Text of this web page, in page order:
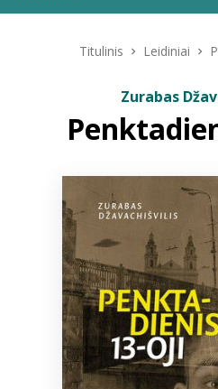
ELVIS atvyksta
Bibliotekoms
Titulinis Leidiniai
Zurabas